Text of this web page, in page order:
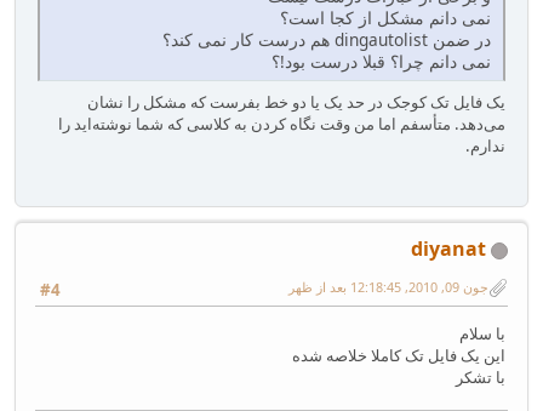
نمی دانم مشکل از کجا است؟
در ضمن dingautolist هم درست کار نمی کند؟
نمی دانم چرا؟ قبلا درست بود!؟
یک فایل تک کوجک در حد یک یا دو خط بفرست که مشکل را نشان
می‌دهد. متأسفم اما من وقت نگاه کردن به کلاسی که شما نوشته‌اید را
ندارم.
diyanat
#4 جون 09, 2010, 12:18:45 بعد از ظهر
با سلام
این یک فایل تک کاملا خلاصه شده
با تشکر